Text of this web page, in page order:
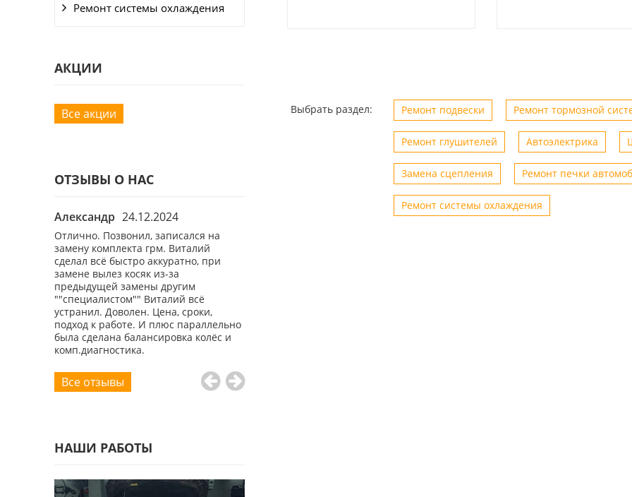
Ремонт системы охлаждения
АКЦИИ
Все акции
ОТЗЫВЫ О НАС
Александр 24.12.2024
Отлично. Позвонил, записался на
замену комплекта грм. Виталий
сделал всё быстро аккуратно, при
замене вылез косяк из-за
предыдущей замены другим
""специалистом"" Виталий всё
устранил. Доволен. Цена, сроки,
подход к работе. И плюс параллельно
была сделана балансировка колёс и
комп.диагностика.
Сергей 18.10.2024
Все отзывы
НАШИ РАБОТЫ
Выбрать раздел: Ремонт подвески Ремонт тормозной
Ремонт глушителей Автоэлектрика
Замена сцепления Ремонт печки
Ремонт системы охлаждения